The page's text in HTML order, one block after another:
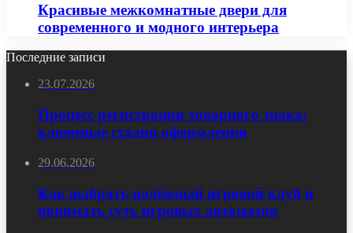
Красивые межкомнатные двери для
современного и модного интерьера
Последние записи
23.07.2026
Процесс регистрации товарного знака:
ключевые стадии оформления
29.06.2026
Как выбрать надёжный игровой клуб и
понимать суть игровых автоматов